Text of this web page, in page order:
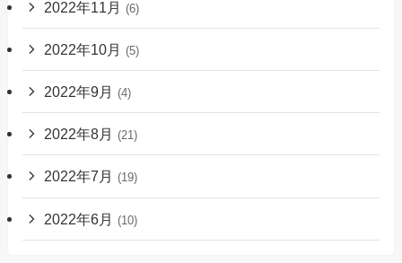
2022年11月 (6)
2022年10月 (5)
2022年9月 (4)
2022年8月 (21)
2022年7月 (19)
2022年6月 (10)